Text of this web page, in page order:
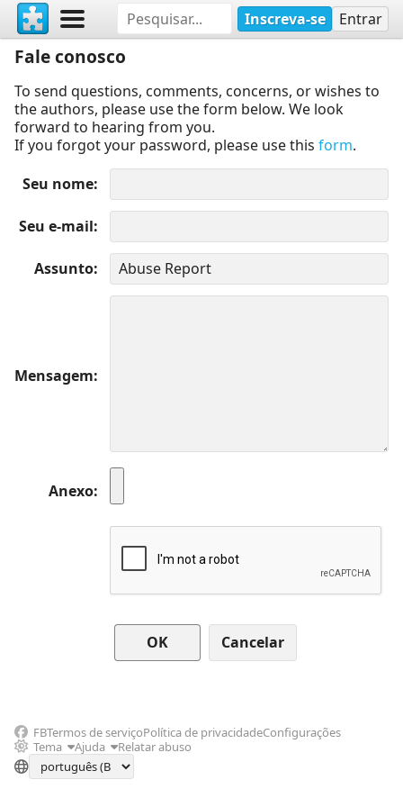
Inscreva-se Entrar
Fale conosco
To send questions, comments, concerns, or wishes to
the authors, please use the form below. We look
forward to hearing from you.
If you forgot your password, please use this form.
Seu nome
Seu e-mail
Assunto
Mensagem
Anexo
Cancelar
FBTermos de serviçoPolítica de privacidadeConfigurações
Tema
Ajuda Relatar abuso